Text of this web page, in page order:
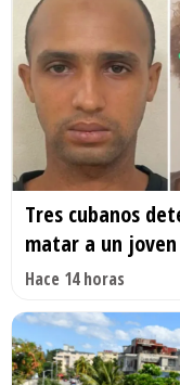
Tres cubanos
matar a un joven
Hace 14 horas